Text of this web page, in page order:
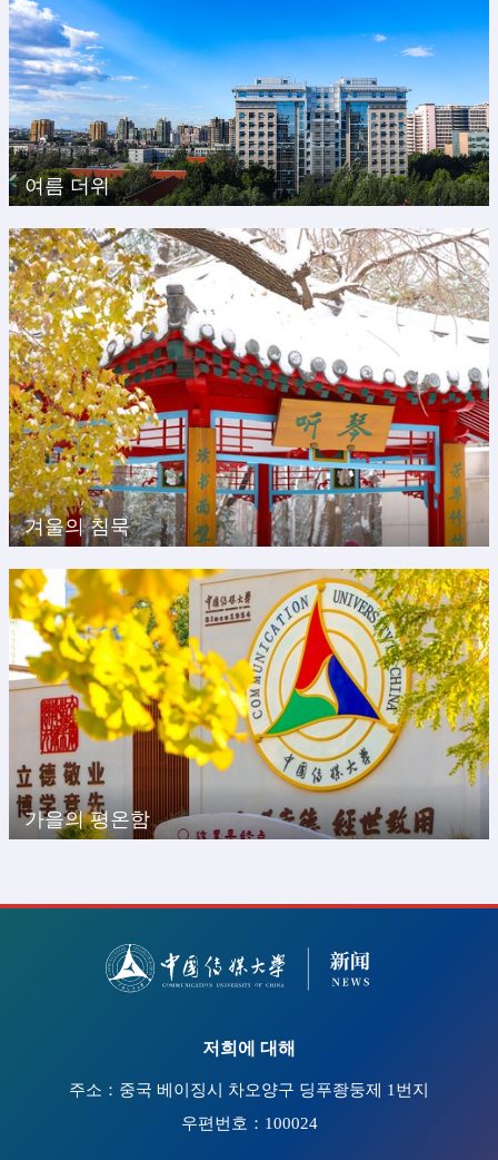
여름 더위
겨울의 침묵
가을의 평온함
저희에 대해
주소：중국 베이징시 차오양구 딩푸좡둥제 1번지
우편번호：100024